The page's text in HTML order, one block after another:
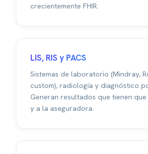
crecientemente FHIR.
LIS, RIS y PACS
Sistemas de laboratorio (Mindray,
custom), radiología y diagnóstico
Generan resultados que tienen que
y a la aseguradora.